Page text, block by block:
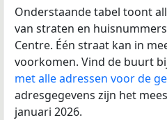
Onderstaande tabel toont
van straten en
Centre. Één straat kan in
voorkomen. Vind de buurt
met alle adressen voor de
adresgegevens zijn het
januari 2026.